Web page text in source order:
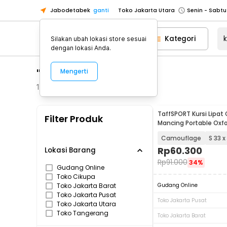
Jabodetabek ganti Toko Jakarta Utara
Toko Tangerang
Toko Cikupa
Pick n Go Jakarta Barat
Senin -
Toko Jakarta Barat
Senin -
Toko Tangerang
Senin - Jumat
Senin - Jumat
Kategori
"kursi lipat 33"
173
Filter Produk
Lokasi Barang
Gudang Online
Toko Cikupa
Toko Jakarta Barat
Toko Jakarta Pusat
Toko Jakarta Utara
Toko Tangerang
TaffSPORT Kursi
Mancing Portable
Camouflage S 33
Rp60.300
Rp91.000 34%
Gudang Online
Toko Jakarta Pusat
Toko Jakarta Barat
Silakan ubah lokasi store sesuai
dengan lokasi Anda.
Mengerti